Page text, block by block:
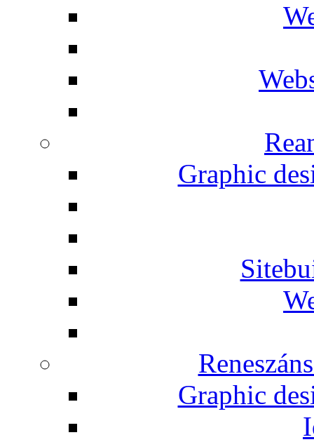
Graphic
Graphic